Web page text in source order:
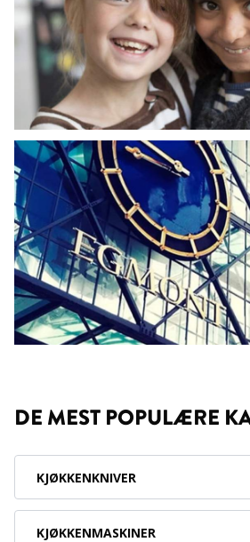
DE MEST POPULÆRE
KJØKKENKNIVER
KJØKKENMASKINER